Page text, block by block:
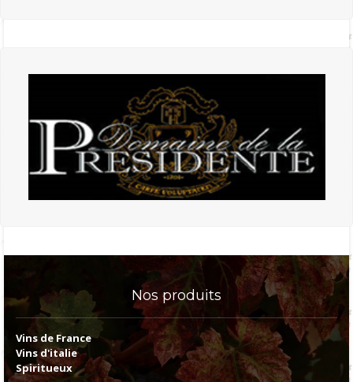
Nosproduits
Vins de France
Vins d'italie
Spiritueux